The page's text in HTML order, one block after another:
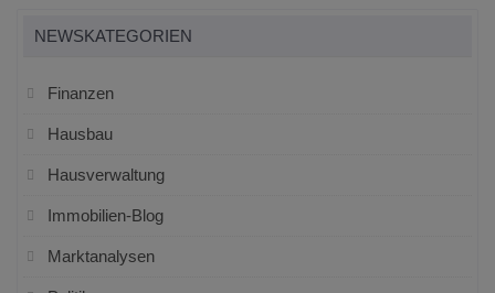
NEWSKATEGORIEN
Finanzen
Hausbau
Hausverwaltung
Immobilien-Blog
Marktanalysen